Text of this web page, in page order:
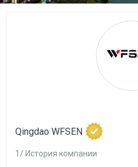
Qingdao WFSEN
1/ История компании